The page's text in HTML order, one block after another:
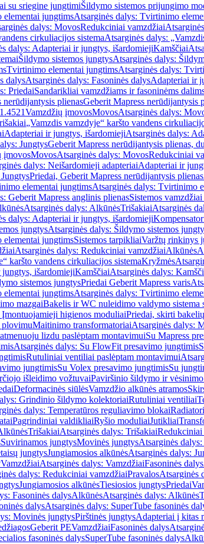
su sriegine jungtimiŠildymo sistemos prijungimo
jungtimsAtsarginės dalys: Tvirtinimo
dalys: MovosRedukciniai vamzdžiai
cirkuliacijos sistemaAtsarginės dalys:
dalys: Adapteriai ir jungtys, išardomiejiKamščiai
Šildymo sistemos jungtysAtsarginės dalys:
Tvirtinimo elementai jungtimsAtsarginės dalys:
dalysAtsarginės dalys: Fasoninės dalysAdapteriai ir
PriedaiSandarikliai vamzdžiams ir fasoninėms
nerūdijantysis plienasGeberit Mapress nerūdijantysis
Vamzdžių įmovosMovosAtsarginės dalys:
„Vamzdis vamzdyje“ karšto vandens
Adapteriai ir jungtys, išardomiejiAtsarginės dalys:
JungtysGeberit Mapress nerūdijantysis plienas,
įmovosMovosAtsarginės dalys: MovosRedukciniai
dalys: Neišardomieji adapteriaiAdapteriai ir
Priedai, Geberit Mapress nerūdijantysis plienas
elementai jungtimsAtsarginės dalys: Tvirtinimo
Geberit Mapress anglinis plienasSistemos
Atsarginės dalys: AlkūnėsTrišakiaiAtsarginės
dalys: Adapteriai ir jungtys, išardomieji
jungtysAtsarginės dalys: Šildymo sistemos
jungtimsSistemos tarpikliaiVaržtų rinkinys
Atsarginės dalys: Redukciniai vamzdžiaiAlkūnės
karšto vandens cirkuliacijos sistemaKryžmės
išardomiejiKamščiaiAtsarginės dalys:
sistemos jungtysPriedai Geberit Mapress varis
jungtimsAtsarginės dalys: Tvirtinimo
mazgaiBakelis ir WC nuleidimo valdymo sistema
Įmontuojamieji higienos moduliaiPriedai, skirti
plovimuMaitinimo transformatoriaiAtsarginės dalys:
lizdu paslėptam montavimuiSu Mapress
Atsarginės dalys: Su FlowFit presavimo jungtimis
Rutuliniai ventiliai paslėptam montavimui
jungtimisSu Volex presavimo jungtimisSu
išleidimo vožtuvaiPaviršinio šildymo ir vėsinimo
Deformacinės siūlėsVamzdžio alkūnės atramos
Grindinio šildymo kolektoriaiRutuliniai ventiliai
dalys: Temperatūros reguliavimo blokai
Pagrindiniai valdikliaiRyšio moduliaiJutikliai
TrišakiaiAtsarginės dalys: TrišakiaiRedukciniai
Suvirinamos jungtysMovinės jungtysAtsarginės
jungtysJungiamosios alkūnėsAtsarginės dalys:
VamzdžiaiAtsarginės dalys: VamzdžiaiFasoninės dalys
dalys: Redukciniai vamzdžiaiPravalosAtsarginės
Jungiamosios alkūnėsTiesiosios jungtysPriedai
Fasoninės dalysAlkūnėsAtsarginės dalys: Alkūnės
dalysAtsarginės dalys: SuperTube fasoninės
Movinės jungtysPirštinės jungtysAdapteriai į kitas
Geberit PEVamzdžiaiFasoninės dalys
fasoninės dalysSuperTube fasoninės dalys